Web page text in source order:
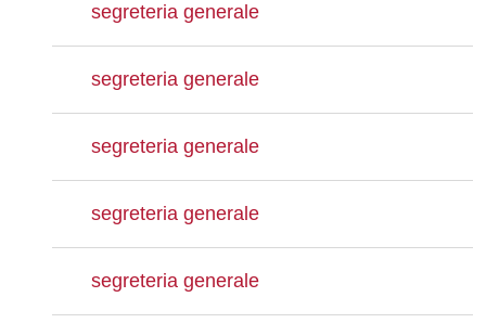
segreteria generale
segreteria generale
segreteria generale
segreteria generale
segreteria generale